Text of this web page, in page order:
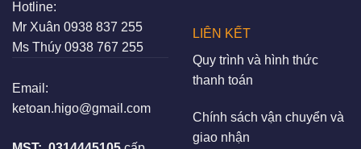
Hotline:
Mr Xuân 0938 837 255
Ms Thúy 0938 767 255
Email:
ketoan.higo@gmail.com
LIÊN KẾT
Quy trình và hình thức
thanh toán
Chính sách vận chuyển và
giao nhận